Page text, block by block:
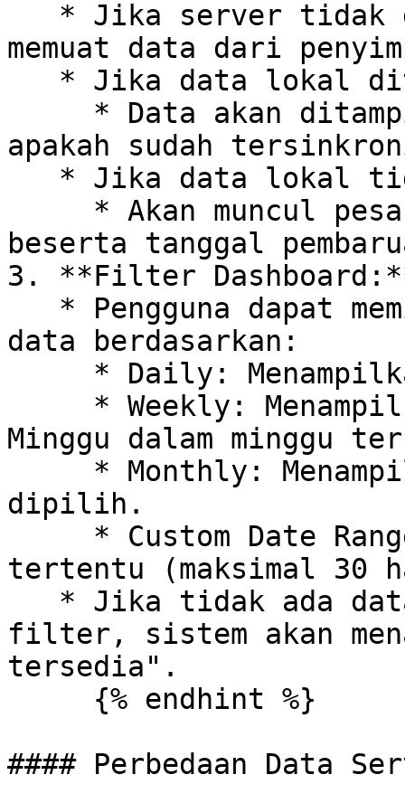
memuat data dari
apakah sudah
beserta tanggal
3. **Filter
data berdasarkan:
Minggu dalam minggu
dipilih.
tertentu (maksimal 30
filter, sistem akan
tersedia".
#### Perbedaan Data